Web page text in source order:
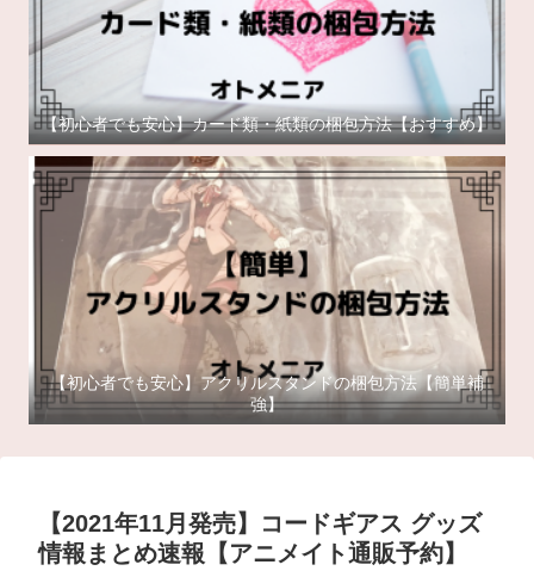
【初心者でも安心】カード類・紙類の梱包方法【おすすめ】
【初心者でも安心】アクリルスタンドの梱包方法【簡単補
強】
【2021年11月発売】コードギアス グッズ
情報まとめ速報【アニメイト通販予約】